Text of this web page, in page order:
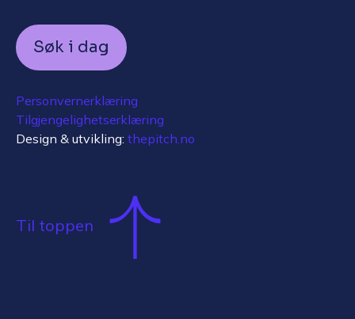
Søk i dag
Personvernerklæring
Tilgjengelighetserklæring
Design & utvikling: thepitch.no
Til toppen